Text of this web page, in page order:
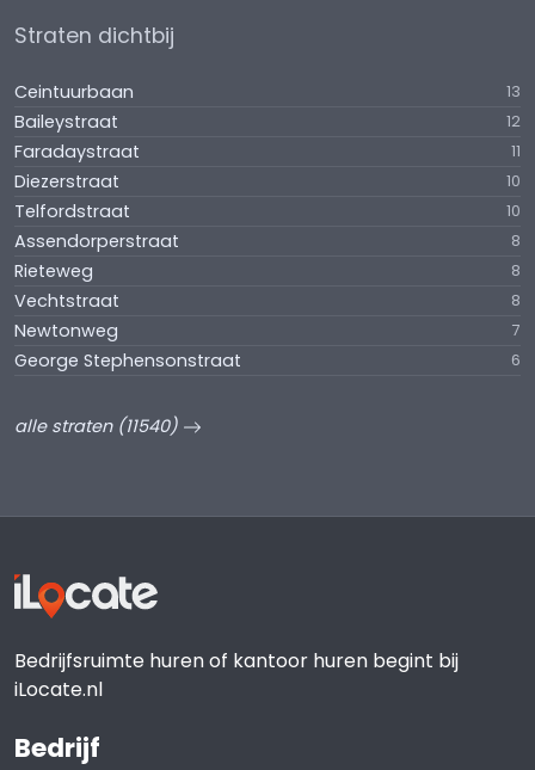
Straten dichtbij
Ceintuurbaan 13
Baileystraat 12
Faradaystraat 11
Diezerstraat 10
Telfordstraat 10
Assendorperstraat 8
Rieteweg 8
Vechtstraat 8
Newtonweg 7
George Stephensonstraat 6
alle straten (11540)
Bedrijfsruimte huren of kantoor huren begint bij
iLocate.nl
Bedrijf